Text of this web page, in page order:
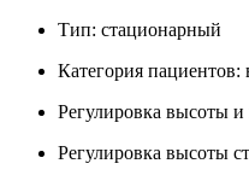
Тип: стационарный
Категория пациентов:
Регулировка высоты
Регулировка высоты